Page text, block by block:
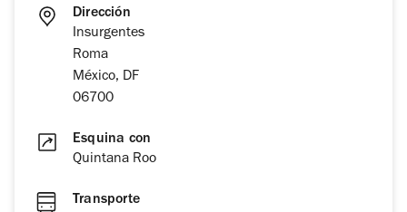
Dirección
Insurgentes
Roma
México, DF
06700
Esquina con
Quintana Roo
Transporte